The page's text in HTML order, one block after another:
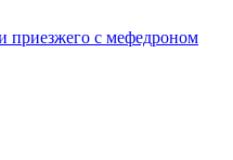
приезжего с мефедроном